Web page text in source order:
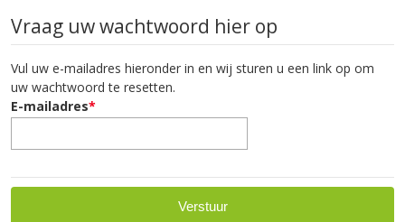
Vraag uw wachtwoord hier op
Vul uw e-mailadres hieronder in en wij sturen u een link op om
uw wachtwoord te resetten.
*
E-mailadres
Verstuur